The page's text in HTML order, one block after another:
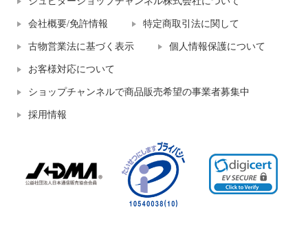
会社概要/免許情報 特定商取引法に関して
古物営業法に基づく表示 個人情報保護について
お客様対応について
ショップチャンネルで商品販売希望の事業者募集中
採用情報